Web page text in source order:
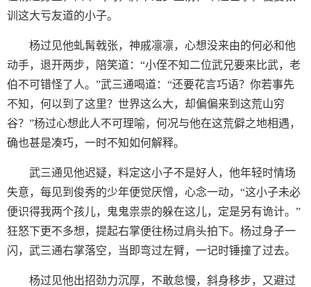
训这大亏友道的小子。
杨过见他虬髯戟张，神戚凛凛，心想没来由的何必和他
动手，退开两步，陪笑道：“小侄不知二位武兄要来比武，老
伯不可错怪了人。”武三通喝道：“还要花言巧语？你若事先
不知，何以到了这里？世界这么大，却偏偏来到这荒山穷
谷？”杨过心想此人不可理喻，何况与他在这荒僻之地相遇，
确也甚是凑巧，一时不知如何解释。
武三通见他迟疑，料定这小子不是好人，他年轻时情场
失意，每见到俊秀的少年便觉厌憎，心念一动，“这小子未必
便识得我两个孩儿，鬼鬼祟祟的躲在这儿，定是另有诡计。”
狂怒下更不多想，提起右掌便往杨过肩头拍下。杨过身子一
闪，武三通右掌落空，当即弯过左臂，一记时锤撞了过去。
杨过见他出招劲力沉厚，不敢怠慢，斜身移步，又避过